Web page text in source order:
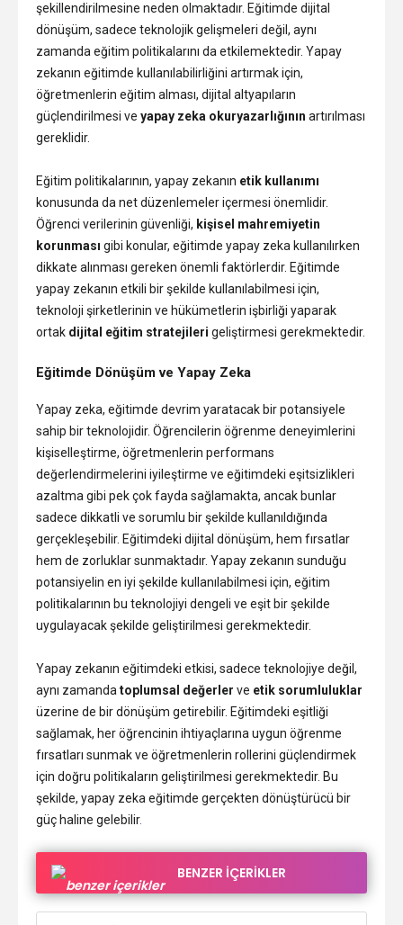
şekillendirilmesine neden olmaktadır. Eğitimde dijital
dönüşüm, sadece teknolojik gelişmeleri değil, aynı
zamanda eğitim politikalarını da etkilemektedir. Yapay
zekanın eğitimde kullanılabilirliğini artırmak için,
öğretmenlerin eğitim alması, dijital altyapıların
güçlendirilmesi ve yapay zeka okuryazarlığının artırılması
gereklidir.
Eğitim politikalarının, yapay zekanın etik kullanımı
konusunda da net düzenlemeler içermesi önemlidir.
Öğrenci verilerinin güvenliği, kişisel mahremiyetin
korunması gibi konular, eğitimde yapay zeka kullanılırken
dikkate alınması gereken önemli faktörlerdir. Eğitimde
yapay zekanın etkili bir şekilde kullanılabilmesi için,
teknoloji şirketlerinin ve hükümetlerin işbirliği yaparak
ortak dijital eğitim stratejileri geliştirmesi gerekmektedir.
Eğitimde Dönüşüm ve Yapay Zeka
Yapay zeka, eğitimde devrim yaratacak bir potansiyele
sahip bir teknolojidir. Öğrencilerin öğrenme deneyimlerini
kişiselleştirme, öğretmenlerin performans
değerlendirmelerini iyileştirme ve eğitimdeki eşitsizlikleri
azaltma gibi pek çok fayda sağlamakta, ancak bunlar
sadece dikkatli ve sorumlu bir şekilde kullanıldığında
gerçekleşebilir. Eğitimdeki dijital dönüşüm, hem fırsatlar
hem de zorluklar sunmaktadır. Yapay zekanın sunduğu
potansiyelin en iyi şekilde kullanılabilmesi için, eğitim
politikalarının bu teknolojiyi dengeli ve eşit bir şekilde
uygulayacak şekilde geliştirilmesi gerekmektedir.
Yapay zekanın eğitimdeki etkisi, sadece teknolojiye değil,
aynı zamanda toplumsal değerler ve etik sorumluluklar
üzerine de bir dönüşüm getirebilir. Eğitimdeki eşitliği
sağlamak, her öğrencinin ihtiyaçlarına uygun öğrenme
fırsatları sunmak ve öğretmenlerin rollerini güçlendirmek
için doğru politikaların geliştirilmesi gerekmektedir. Bu
şekilde, yapay zeka eğitimde gerçekten dönüştürücü bir
güç haline gelebilir.
BENZER İÇERİKLER